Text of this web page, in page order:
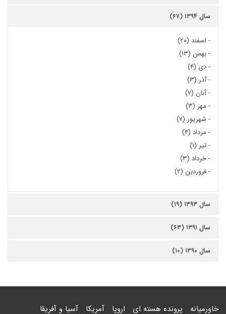
سال ۱۳۹۴ (۶۷)
- اسفند (۲۰)
-بهمن (۱۳)
-دی (۴)
-آذر (۳)
-آبان (۷)
- مهر (۳)
- شهریور (۷)
- مرداد (۴)
-تیر (۱)
-خرداد (۳)
-فروردین (۲)
سال ۱۳۹۳ (۱۹)
سال ۱۳۹۱ (۶۳)
سال ۱۳۹۰ (۱۰)
خاورمیانه پرونده هسته ای اروپا آمریکا آسیا و آفریقا